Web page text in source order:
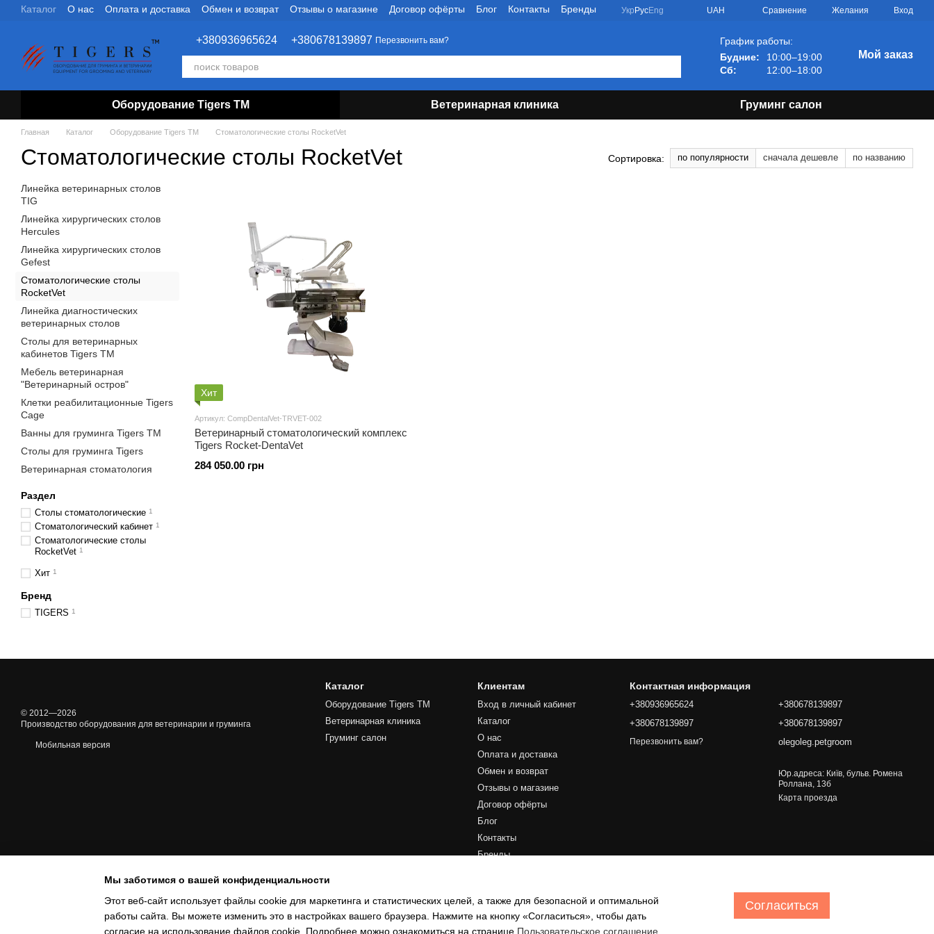
Перейти к основному контенту
Каталог О нас Оплата и доставка Обмен и возврат Отзывы о магазине Договор офёрты Блог Контакты Бренды Укр РусEng UAH Сравнение Желания Вход
+380936965624 +380678139897 Перезвонить вам?
График работы:
Будние:
10:00–19:00
Сб:
12:00–18:00
Мой заказ
Оборудование Tigers TM Ветеринарная клиника Груминг салон
Главная Каталог Оборудование Tigers TM Стоматологические столы RocketVet
Стоматологические столы RocketVet Сортировка: по популярности сначала дешевле по названию
Хит
Артикул: CompDentalVet-TRVET-002
Ветеринарный стоматологический комплекс
Tigers Rocket-DentaVet
284 050.00 грн
Линейка ветеринарных столов
TIG
Линейка хирургических столов
Hercules
Линейка хирургических столов
Gefest
Стоматологические столы
RocketVet
Линейка диагностических
ветеринарных столов
Столы для ветеринарных
кабинетов Tigers TM
Мебель ветеринарная
"Ветеринарный остров"
Клетки реабилитационные Tigers
Cage
Ванны для груминга Tigers TM
Столы для груминга Tigers
Ветеринарная стоматология
Раздел
Столы стоматологические 1
Стоматологический кабинет 1
Стоматологические столы
RocketVet 1
Хит 1
Бренд
TIGERS 1
© 2012—2026
Производство оборудования для ветеринарии и груминга
Мобильная версия
Каталог
Оборудование Tigers TM
Ветеринарная клиника
Груминг салон
Клиентам
Вход в личный кабинет
Каталог
О нас
Оплата и доставка
Обмен и возврат
Отзывы о магазине
Договор офёрты
Блог
Контакты
Бренды
Контактная информация
+380936965624
+380678139897
Перезвонить вам?
+380678139897
+380678139897
olegoleg.petgroom
Юр.адреса: Київ, бульв. Ромена
Роллана, 13б
Карта проезда
Мы заботимся о вашей конфиденциальности
Этот веб-сайт использует файлы cookie для маркетинга и статистических целей, а также для безопасной и оптимальной
работы сайта. Вы можете изменить это в настройках вашего браузера. Нажмите на кнопку «Согласиться», чтобы дать
согласие на использование файлов cookie. Подробнее можно ознакомиться на странице Пользовательское соглашение
Согласиться